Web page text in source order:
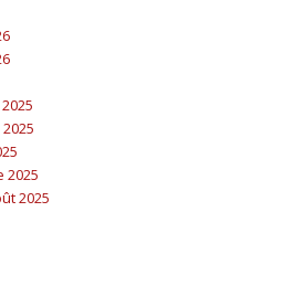
2025
2025